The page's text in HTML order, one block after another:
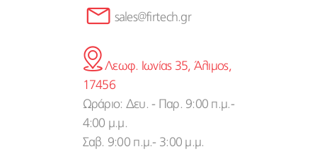
sales@firtech.gr
Λεωφ. Ιωνίας 35, Άλιμος,
17456
Ωράριο: Δευ. - Παρ. 9:00 π.μ.-
4:00 μ.μ.
Σαβ. 9:00 π.μ.- 3:00 μ.μ.